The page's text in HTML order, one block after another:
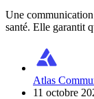
Une
santé. Elle garantit
Atlas
11 octobre